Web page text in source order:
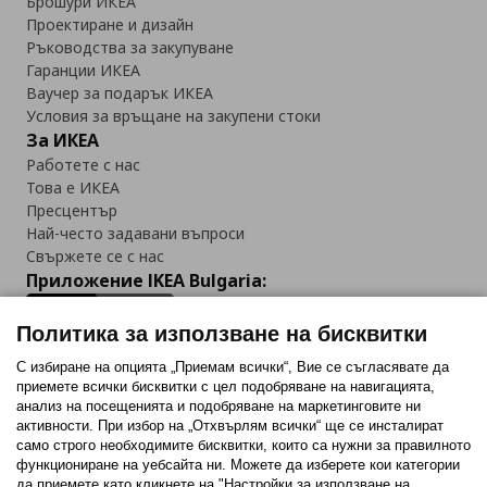
Проектиране и дизайн
Ръководства за закупуване
Гаранции ИКЕА
Ваучер за подарък ИКЕА
Условия за връщане на закупени стоки
За ИКЕА
Работете с нас
Това е ИКЕА
Пресцентър
Най-често задавани въпроси
Свържете се с нас
Приложение IKEA Bulgaria:
Последвайте ни:
FacebookTwitterYoutubePinterestInstagram
Политика за използване на бисквитки
С избиране на опцията „Приемам всички“, Вие се съгласявате да
приемете всички бисквитки с цел подобряване на навигацията,
анализ на посещенията и подобряване на маркетинговите ни
активности. При избор на „Отхвърлям всички“ ще се инсталират
само строго необходимитe бисквитки, които са нужни за правилното
функциониране на уебсайта ни. Можете да изберете кои категории